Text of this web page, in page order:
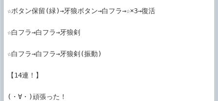
☆ボタン保留(緑)→牙狼ボタン→白フラ→☆×3→復活
☆白フラ→白フラ→牙狼剣
☆白フラ→白フラ→牙狼剣(振動)
【14連！】
(・∀・)頑張った！